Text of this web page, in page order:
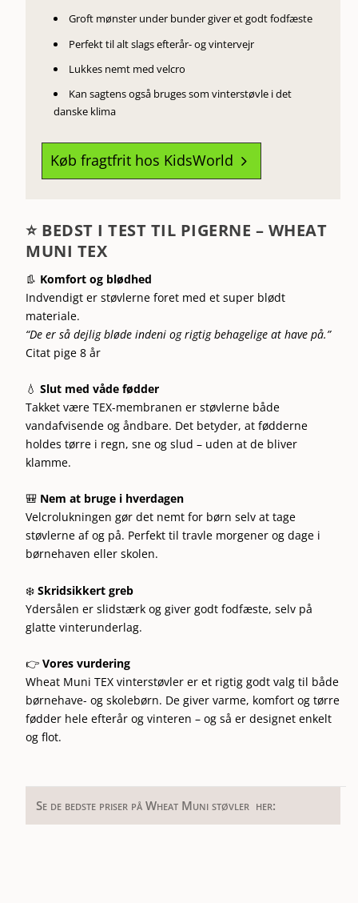
Groft mønster under bunder giver et godt fodfæste
Perfekt til alt slags efterår- og vintervejr
Lukkes nemt med velcro
Kan sagtens også bruges som vinterstøvle i det
danske klima
Køb fragtfrit hos KidsWorld 5
⭐ BEDST I TEST TIL PIGERNE – WHEAT
MUNI TEX
👢 Komfort og blødhed
Indvendigt er støvlerne foret med et super blødt
materiale.
“De er så dejlig bløde indeni og rigtig behagelige at have på.”
Citat pige 8 år
💧Slut med våde fødder
Takket være TEX-membranen er støvlerne både
vandafvisende og åndbare. Det betyder, at fødderne
holdes tørre i regn, sne og slud – uden at de bliver
klamme.
🎒 Nem at bruge i hverdagen
Velcrolukningen gør det nemt for børn selv at tage
støvlerne af og på. Perfekt til travle morgener og dage i
børnehaven eller skolen.
❄️Skridsikkert greb
Ydersålen er slidstærk og giver godt fodfæste, selv på
glatte vinterunderlag.
👉Vores vurdering
Wheat Muni TEX vinterstøvler er et rigtig godt valg til både
børnehave- og skolebørn. De giver varme, komfort og tørre
fødder hele efterår og vinteren – og så er designet enkelt
og flot.
Se de bedste priser på Wheat Muni støvler her: